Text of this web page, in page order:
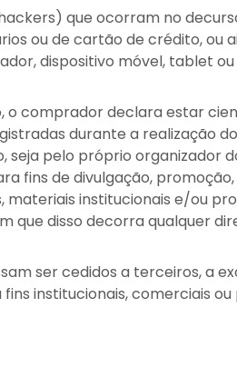
que ocorram no
ou de cartão de crédito, ou
dispositivo móvel, tablet
o comprador declara estar
durante a realização
seja pelo próprio organizador
fins de divulgação,
institucionais e/ou
que disso decorra qualquer
ser cedidos a terceiros, a
institucionais, comerciais